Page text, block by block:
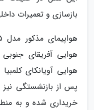
بازسازی و تعمیرات
هوایی آفریقای جنوبی
پس از بازنشستگی نیز
خریداری شده و به